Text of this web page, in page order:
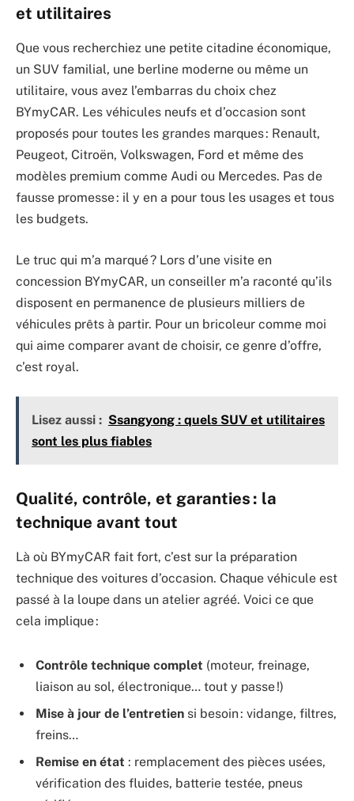
et utilitaires
Que vous recherchiez une petite citadine économique,
un SUV familial, une berline moderne ou même un
utilitaire, vous avez l’embarras du choix chez
BYmyCAR. Les véhicules neufs et d’occasion sont
proposés pour toutes les grandes marques : Renault,
Peugeot, Citroën, Volkswagen, Ford et même des
modèles premium comme Audi ou Mercedes. Pas de
fausse promesse : il y en a pour tous les usages et tous
les budgets.
Le truc qui m’a marqué ? Lors d’une visite en
concession BYmyCAR, un conseiller m’a raconté qu’ils
disposent en permanence de plusieurs milliers de
véhicules prêts à partir. Pour un bricoleur comme moi
qui aime comparer avant de choisir, ce genre d’offre,
c’est royal.
Lisez aussi : Ssangyong : quels SUV et utilitaires
sont les plus fiables
Qualité, contrôle, et garanties : la
technique avant tout
Là où BYmyCAR fait fort, c’est sur la préparation
technique des voitures d’occasion. Chaque véhicule est
passé à la loupe dans un atelier agréé. Voici ce que
cela implique :
Contrôle technique complet (moteur, freinage,
liaison au sol, électronique… tout y passe !)
Mise à jour de l’entretien si besoin : vidange, filtres,
freins…
Remise en état : remplacement des pièces usées,
vérification des fluides, batterie testée, pneus